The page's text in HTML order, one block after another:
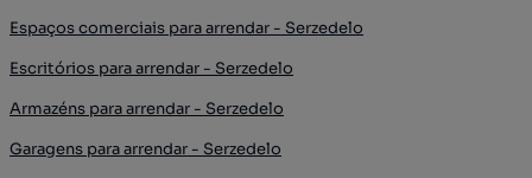
Espaços comerciais para arrendar - Serzedelo
Escritórios para arrendar - Serzedelo
Armazéns para arrendar - Serzedelo
Garagens para arrendar - Serzedelo